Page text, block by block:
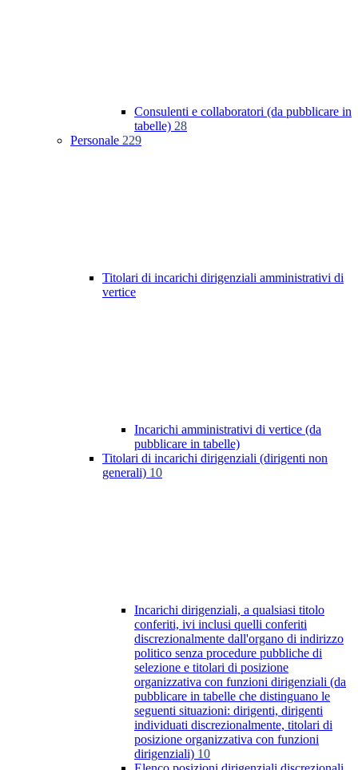
Consulenti e collaboratori (da pubblicare in
tabelle) 28
Personale 229
Titolari di incarichi dirigenziali amministrativi di
vertice
Incarichi amministrativi di vertice (da
pubblicare in tabelle)
Titolari di incarichi dirigenziali (dirigenti non
generali) 10
Incarichi dirigenziali, a qualsiasi titolo
conferiti, ivi inclusi quelli conferiti
discrezionalmente dall'organo di indirizzo
politico senza procedure pubbliche di
selezione e titolari di posizione
organizzativa con funzioni dirigenziali (da
pubblicare in tabelle che distinguano le
seguenti situazioni: dirigenti, dirigenti
individuati discrezionalmente, titolari di
posizione organizzativa con funzioni
dirigenziali) 10